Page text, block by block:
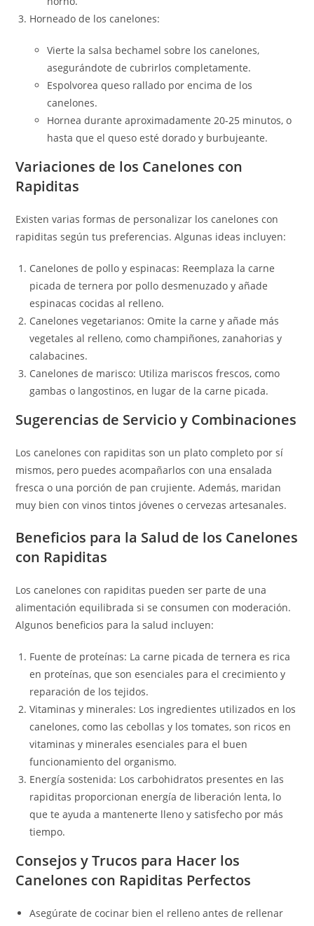
Horneado de los canelones:
Vierte la salsa bechamel sobre los canelones,
asegurándote de cubrirlos completamente.
Espolvorea queso rallado por encima de los
canelones.
Hornea durante aproximadamente 20-25 minutos, o
hasta que el queso esté dorado y burbujeante.
Variaciones de los Canelones con
Rapiditas
Existen varias formas de personalizar los canelones con
rapiditas según tus preferencias. Algunas ideas incluyen:
Canelones de pollo y espinacas: Reemplaza la carne
picada de ternera por pollo desmenuzado y añade
espinacas cocidas al relleno.
Canelones vegetarianos: Omite la carne y añade más
vegetales al relleno, como champiñones, zanahorias y
calabacines.
Canelones de marisco: Utiliza mariscos frescos, como
gambas o langostinos, en lugar de la carne picada.
Sugerencias de Servicio y Combinaciones
Los canelones con rapiditas son un plato completo por sí
mismos, pero puedes acompañarlos con una ensalada
fresca o una porción de pan crujiente. Además, maridan
muy bien con vinos tintos jóvenes o cervezas artesanales.
Beneficios para la Salud de los Canelones
con Rapiditas
Los canelones con rapiditas pueden ser parte de una
alimentación equilibrada si se consumen con moderación.
Algunos beneficios para la salud incluyen:
Fuente de proteínas: La carne picada de ternera es rica
en proteínas, que son esenciales para el crecimiento y
reparación de los tejidos.
Vitaminas y minerales: Los ingredientes utilizados en los
canelones, como las cebollas y los tomates, son ricos en
vitaminas y minerales esenciales para el buen
funcionamiento del organismo.
Energía sostenida: Los carbohidratos presentes en las
rapiditas proporcionan energía de liberación lenta, lo
que te ayuda a mantenerte lleno y satisfecho por más
tiempo.
Consejos y Trucos para Hacer los
Canelones con Rapiditas Perfectos
Asegúrate de cocinar bien el relleno antes de rellenar